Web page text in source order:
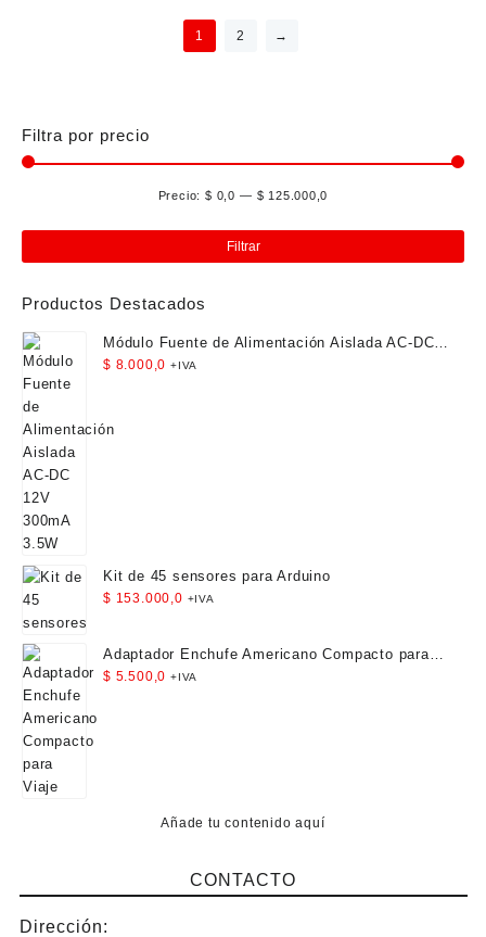
1 2 →
Filtra por precio
Filtrar
Precio:$ 0,0 — $ 125.000,0
Productos Destacados
Módulo Fuente de Alimentación Aislada AC-DC
12V 300mA 3.5W
$ 8.000,0 +IVA
Kit de 45 sensores para Arduino
$ 153.000,0 +IVA
Adaptador Enchufe Americano Compacto para
Viaje
$ 5.500,0 +IVA
Añade tu contenido aquí
CONTACTO
Dirección: